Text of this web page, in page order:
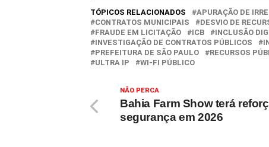
TÓPICOS RELACIONADOS APURAÇÃO DE
CONTRATOS MUNICIPAIS
DESVIO DE
FRAUDE EM LICITAÇÃO
ICB INCLUSÃO
INVESTIGAÇÃO DE CONTRATOS PÚBLICOS
PREFEITURA DE SÃO PAULO
RECURSOS
ULTRA IP
WI-FI PÚBLICO
NÃO PERCA
Bahia Farm Show terá
segurança em 2026